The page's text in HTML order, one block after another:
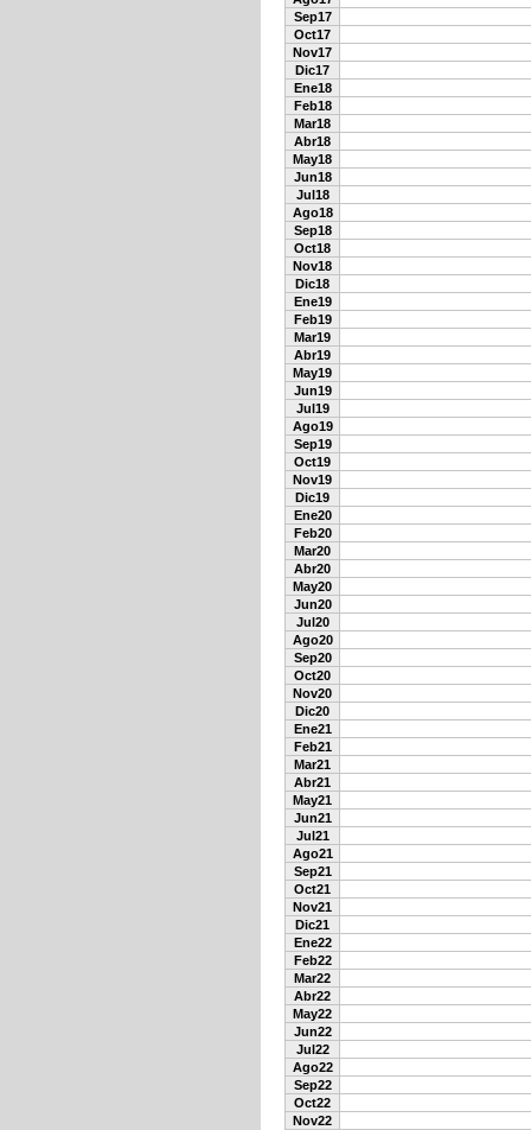
Sep17
Oct17
Nov17
Dic17
Ene18
Feb18
Mar18
Abr18
May18
Jun18
Jul18
Ago18
Sep18
Oct18
Nov18
Dic18
Ene19
Feb19
Mar19
Abr19
May19
Jun19
Jul19
Ago19
Sep19
Oct19
Nov19
Dic19
Ene20
Feb20
Mar20
Abr20
May20
Jun20
Jul20
Ago20
Sep20
Oct20
Nov20
Dic20
Ene21
Feb21
Mar21
Abr21
May21
Jun21
Jul21
Ago21
Sep21
Oct21
Nov21
Dic21
Ene22
Feb22
Mar22
Abr22
May22
Jun22
Jul22
Ago22
Sep22
Oct22
Nov22